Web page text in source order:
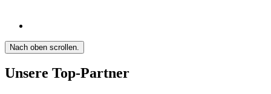
Nach oben scrollen.
Unsere Top-Partner